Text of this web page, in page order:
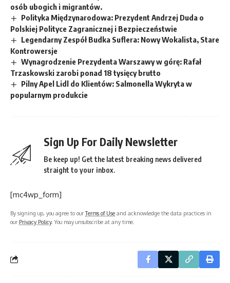
osób ubogich i migrantów.
Polityka Międzynarodowa: Prezydent Andrzej Duda o
Polskiej Polityce Zagranicznej i Bezpieczeństwie
Legendarny Zespół Budka Suflera: Nowy Wokalista, Stare
Kontrowersje
Wynagrodzenie Prezydenta Warszawy w górę: Rafał
Trzaskowski zarobi ponad 18 tysięcy brutto
Pilny Apel Lidl do Klientów: Salmonella Wykryta w
popularnym produkcie
Sign Up For Daily Newsletter
Be keep up! Get the latest breaking news delivered
straight to your inbox.
[mc4wp_form]
By signing up, you agree to ourTerms of Use and acknowledge the data practices in
our Privacy Policy. You may unsubscribe at any time.